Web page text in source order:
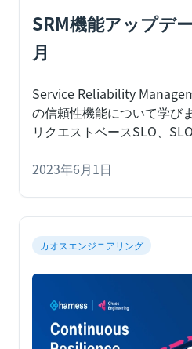
SRM機能アップデ
月
Service Reliability
の信頼性機能について学び
リクエストベースSLO、
性・速い配信が可能になりま
2023年6月1日
カオスエンジニアリング